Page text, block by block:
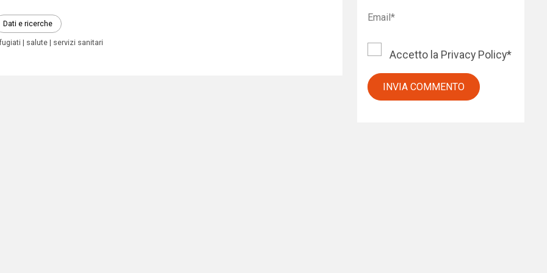
Dati e ricerche
salute servizi sanitari
Accetto la Privacy Policy*